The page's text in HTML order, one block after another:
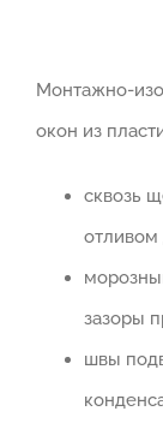
Монтажно-
окон из
сквозь
отливом
зазоры
швы